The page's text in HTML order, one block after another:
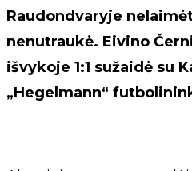
Raudondvaryje
nenutraukė. Eivino
išvykoje 1:1 sužaidė su
„Hegelmann“